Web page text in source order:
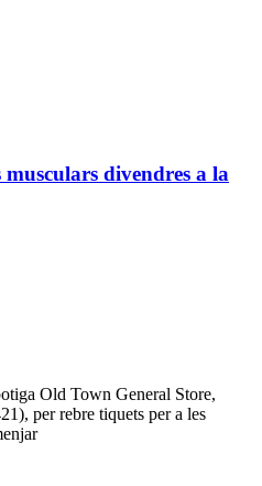
divendres a la
Old Town General Store,
per rebre tiquets per a les